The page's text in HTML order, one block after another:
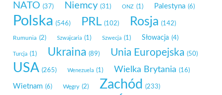
NATO (37) Niemcy (31) ONZ (1) Palestyna (6)
Polska (546) PRL (102) Rosja (142)
Rumunia (2) Szwajcaria (1) Szwecja (1) Słowacja (4)
Turcja (1) Ukraina (89) Unia Europejska (50)
USA (265) Wenezuela (1) Wielka Brytania (16)
Wietnam (6) Węgry (2) Zachód (233)